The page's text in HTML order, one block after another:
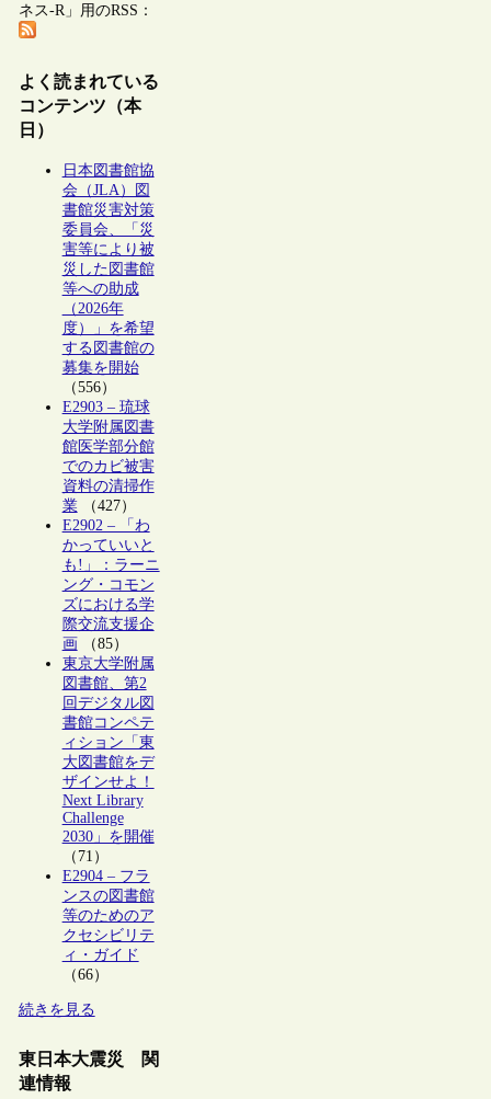
ネス-R」用のRSS：
よく読まれている
コンテンツ（本
日）
日本図書館協
会（JLA）図
書館災害対策
委員会、「災
害等により被
災した図書館
等への助成
（2026年
度）」を希望
する図書館の
募集を開始
（556）
E2903 – 琉球
大学附属図書
館医学部分館
でのカビ被害
資料の清掃作
業（427）
E2902 – 「わ
かっていいと
も!」：ラーニ
ング・コモン
ズにおける学
際交流支援企
画（85）
東京大学附属
図書館、第2
回デジタル図
書館コンペテ
ィション「東
大図書館をデ
ザインせよ！
Next Library
Challenge
2030」を開催
（71）
E2904 – フラ
ンスの図書館
等のためのア
クセシビリテ
ィ・ガイド
（66）
続きを見る
東日本大震災 関
連情報